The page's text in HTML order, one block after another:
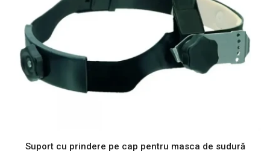
Suport cu prindere pe cap pentru masca de sudură